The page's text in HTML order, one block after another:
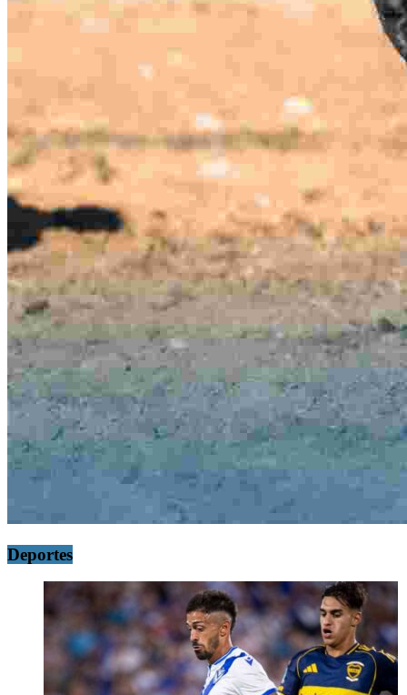
Deportes